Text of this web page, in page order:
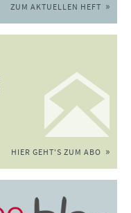
ZUM AKTUELLEN HEFT
HIER GEHT'S ZUM ABO